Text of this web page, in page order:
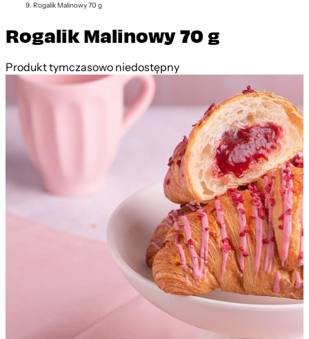
Rogalik Malinowy 70 g
Rogalik Malinowy 70 g
Produkt tymczasowo niedostępny